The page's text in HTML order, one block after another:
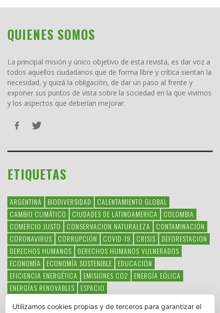
QUIENES SOMOS
La principal misión y único objetivo de esta revista, es dar voz a
todos aquellos ciudadanos que de forma libre y crítica sientan la
necesidad, y quizá la obligación, de dar un paso al frente y
exponer sus puntos de vista sobre la sociedad en la que vivimos
y los aspectos que deberían mejorar.
ETIQUETAS
ARGENTINA BIODIVERSIDAD
CALENTAMIENTO GLOBAL
CAMBIO CLIMÁTICO
CIUDADES DE LATINOAMERICA
COLOMBIA
COMERCIO JUSTO
CONSERVACION NATURALEZA
CONTAMINACIÓN
CORONAVIRUS
CORRUPCIÓN COVID-19 CRISIS
DEFORESTACION
DERECHOS HUMANOS
DERECHOS HUMANOS VULNERADOS
ECONOMÍA
ECONOMÍA SOSTENIBLE
EDUCACIÓN
EFICIENCIA ENERGÉTICA
EMISIONES CO2
ENERGÍA EÓLICA
ENERGÍAS RENOVABLES
ESPACIO
Utilizamos cookies propias y de terceros para garantizar el